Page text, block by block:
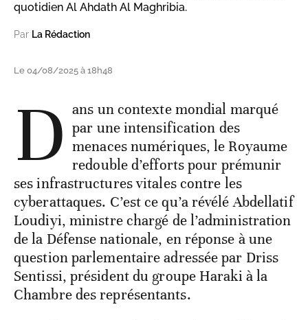
quotidien Al Ahdath Al Maghribia.
Par La Rédaction
Le 04/08/2025 à 18h48
D ans un contexte mondial marqué
par une intensification des
menaces numériques, le Royaume
redouble d’efforts pour prémunir
ses infrastructures vitales contre les
cyberattaques. C’est ce qu’a révélé Abdellatif
Loudiyi, ministre chargé de l’administration
de la Défense nationale, en réponse à une
question parlementaire adressée par Driss
Sentissi, président du groupe Haraki à la
Chambre des représentants.